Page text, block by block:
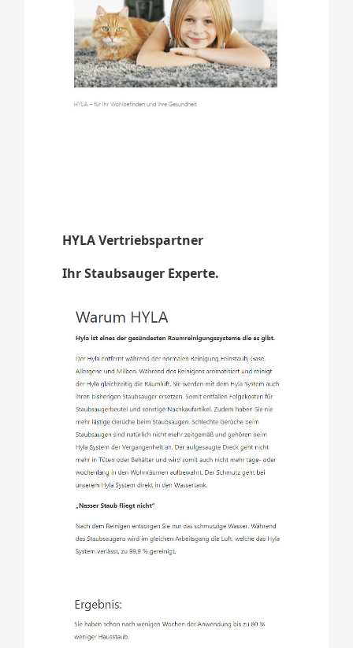
HYLA Vertriebspartner
Ihr Staubsauger Experte.